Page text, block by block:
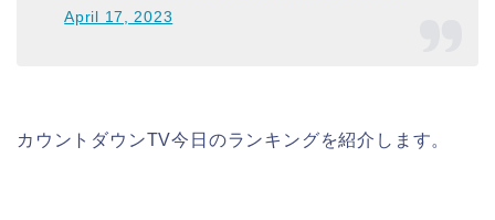
April 17, 2023
カウントダウンTV今日のランキングを紹介します。